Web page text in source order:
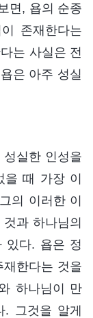
면, 욥의 순종
존재한다는
는 사실은 전
은 아주 성실
실한 인성을
을 때 가장 이
의 이러한 이
과 하나님의
있다. 욥은 정
한다는 것을
하나님이 만
. 그것을 알게